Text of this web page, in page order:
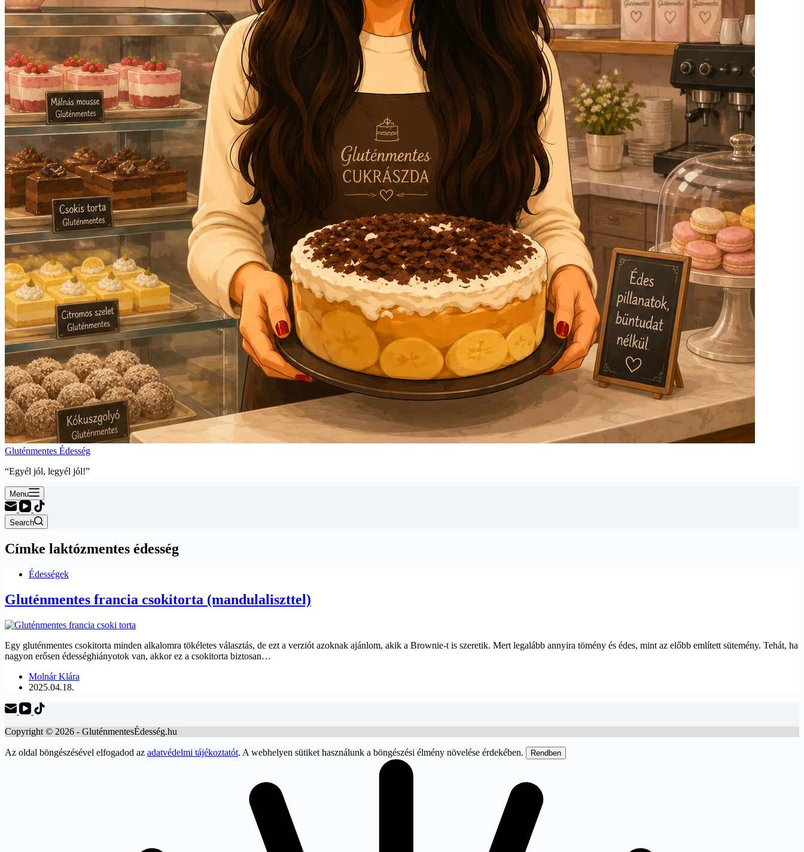
Gluténmentes Édesség
“Egyél jól, legyél jól!”
Menu
Search
Címke laktózmentes édesség
Édességek
Gluténmentes francia csokitorta (mandulaliszttel)
Egy gluténmentes csokitorta minden alkalomra tökéletes választás, de ezt a verziót azoknak ajánlom, akik a Brownie-t is szeretik. Mert legalább annyira tömény és édes, mint az előbb említett sütemény. Tehát, ha
nagyon erősen édességhiányotok van, akkor ez a csokitorta biztosan…
Molnár Klára
2025.04.18.
Copyright © 2026 - GluténmentesÉdesség.hu
Az oldal böngészésével elfogadod az adatvédelmi tájékoztatót. A webhelyen sütiket használunk a böngészési élmény növelése érdekében. Rendben